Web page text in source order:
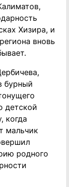
Хизира, и
вновь
бурный
детской
когда
мальчик
родного